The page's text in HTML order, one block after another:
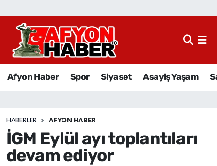
Afyon Haber Spor Siyaset Asayiş Yaşam
HABERLER AFYON HABER
İGM Eylül ayı toplantıları
devam ediyor
Afyon Haber
Sağlık
Eğitim